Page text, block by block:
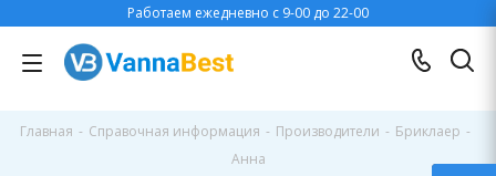
Работаем ежедневно с 9-00 до 22-00
Главная - Справочная информация - Производители - Бриклаер -
Анна